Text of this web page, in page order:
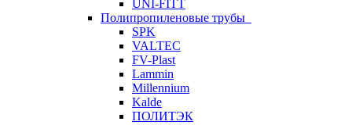
UNI-FITT
Полипропиленовые трубы
SPK
VALTEC
FV-Plast
Lammin
Millennium
Kalde
ПОЛИТЭК